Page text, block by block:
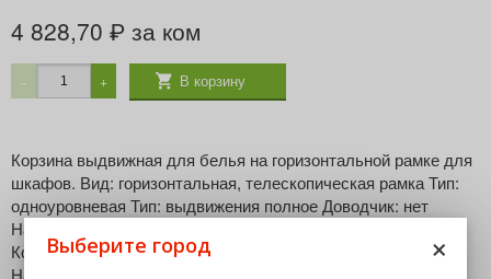
4 828,70 ₽ за ком
− + В корзину
Корзина выдвижная для белья на горизонтальной рамке для
шкафов. Вид: горизонтальная, телескопическая рамка Тип:
одноуровневая Тип: выдвижения полное Доводчик: нет
Нагрузка: до 25 кг. Поставляется только с направляющими.
Комплектация: 1. Рамка телескопическая 2. Корзина 3.
Направляющие шариковые
×
Выберите город